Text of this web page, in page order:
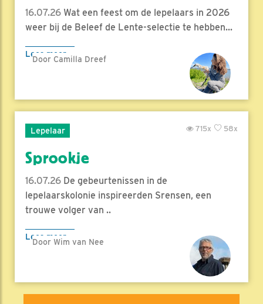
16.07.26 Wat een feest om de lepelaars in 2026
weer bij de Beleef de Lente-selectie te hebben...
Lees meer
Door Camilla Dreef
Lepelaar 58x
715x
Sprookje
16.07.26 De gebeurtenissen in de
lepelaarskolonie inspireerden Srensen, een
trouwe volger van ..
Lees meer
Door Wim van Nee